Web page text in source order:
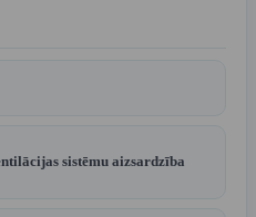
sistēmu aizsardzība